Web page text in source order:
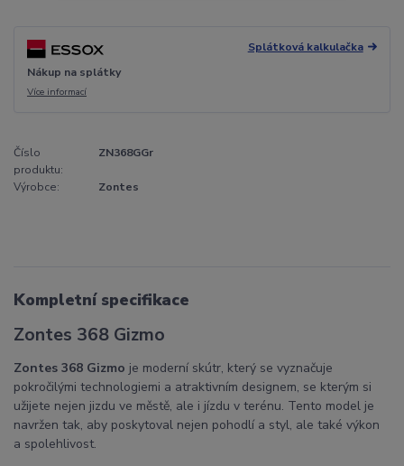
Splátková kalkulačka
Nákup na splátky
Více informací
Číslo
produktu:
ZN368GGr
Výrobce: Zontes
Kompletní specifikace
Zontes 368 Gizmo
Zontes 368 Gizmo je moderní skútr, který se vyznačuje
pokročilými technologiemi a atraktivním designem, se kterým si
užijete nejen jizdu ve městě, ale i jízdu v terénu. Tento model je
navržen tak, aby poskytoval nejen pohodlí a styl, ale také výkon
a spolehlivost.